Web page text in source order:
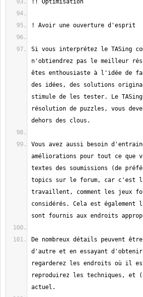
Si vous interprétez le TASing
n'obtiendrez pas le meilleur
êtes enthousiaste à l'idée de
des idées, des solutions
stimule de les tester. Le
résolution de puzzles, vous
Vous avez aussi besoin
améliorations pour tout ce que
textes des soumissions (de
topics sur le forum, car c'est
travaillent, comment les jeux
considérés. Cela est
De nombreux détails peuvent
d'autre et en essayant d'obtenir
regarderez les endroits où il
reproduirez les techniques, et